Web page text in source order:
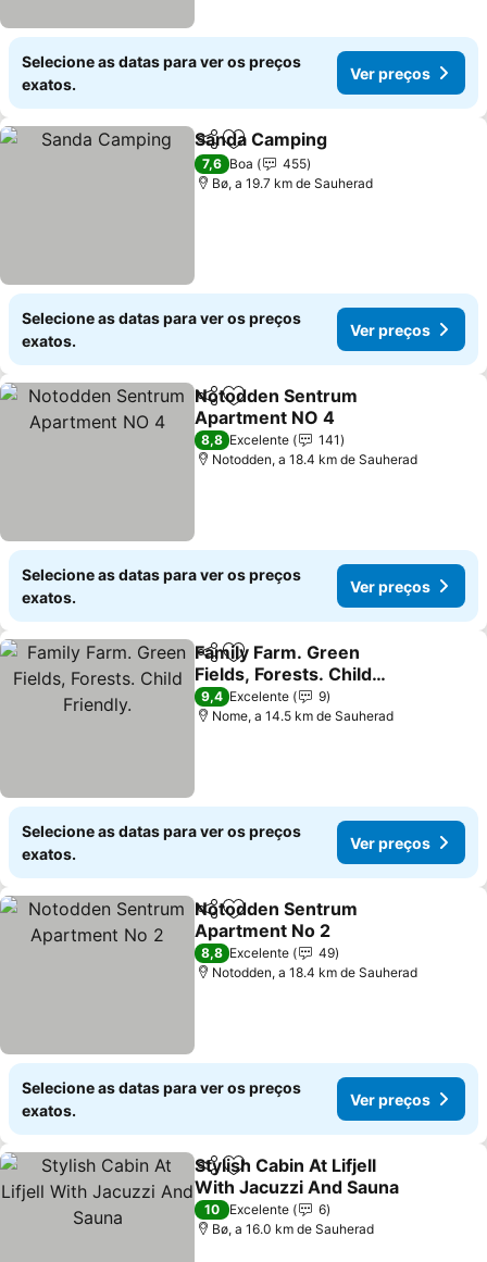
Selecione as datas para ver os preços
exatos.
Ver preços
PartilharAdicionar aos favoritos
Sanda Camping
7,6 Boa
455
Bø, a 19.7 km de Sauherad
Selecione as datas para ver os preços
exatos.
Ver preços
PartilharAdicionar aos favoritos
Notodden Sentrum
Apartment NO 4
Ver preços
8,8 Excelente
141
Notodden, a 18.4 km de Sauherad
Selecione as datas para ver os preços
exatos.
Ver preços
PartilharAdicionar aos favoritos
Family Farm. Green
Fields, Forests. Child
Friendly.
Ver preços
9,4 Excelente
9
Nome, a 14.5 km de Sauherad
Selecione as datas para ver os preços
exatos.
Ver preços
PartilharAdicionar aos favoritos
Notodden Sentrum
Apartment No 2
Ver preços
8,8 Excelente
49
Notodden, a 18.4 km de Sauherad
Selecione as datas para ver os preços
exatos.
Ver preços
PartilharAdicionar aos favoritos
Stylish Cabin At Lifjell
With Jacuzzi And Sauna
Ver preços
10 Excelente
6
Bø, a 16.0 km de Sauherad